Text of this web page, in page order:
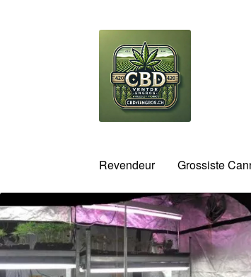
navigation
contenu
Revendeur Grossiste